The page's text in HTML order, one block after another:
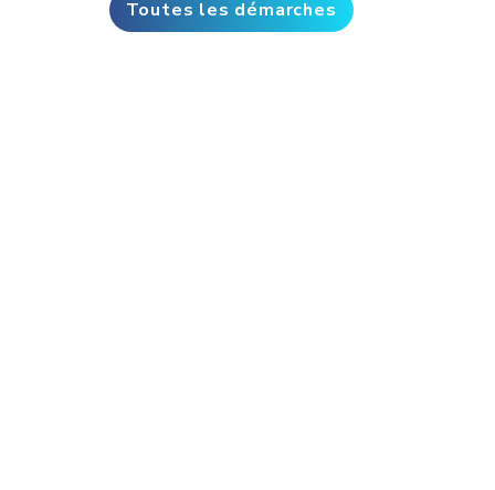
Toutes les démarches